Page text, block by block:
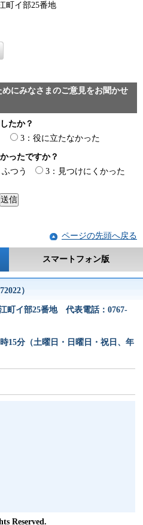
町イ部25番地
にみなさまのご意見をお聞かせ
たか？
3：役に立たなかった
ったですか？
つう 3：見つけにくかった
ページの先頭へ戻る
スマートフォン版
）
町イ部25番地 代表電話：0767-
15分（土曜日・日曜日・祝日、年
Reserved.